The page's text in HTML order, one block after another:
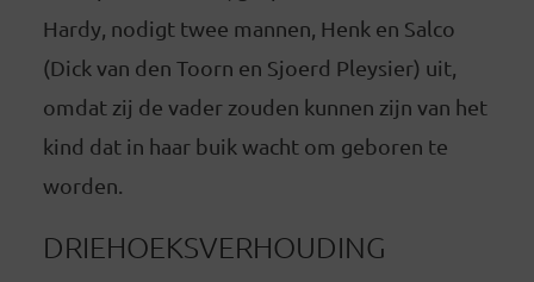
Hardy, nodigt twee mannen, Henk en Salco
(Dick van den Toorn en Sjoerd Pleysier) uit,
omdat zij de vader zouden kunnen zijn van het
kind dat in haar buik wacht om geboren te
worden.
DRIEHOEKSVERHOUDING